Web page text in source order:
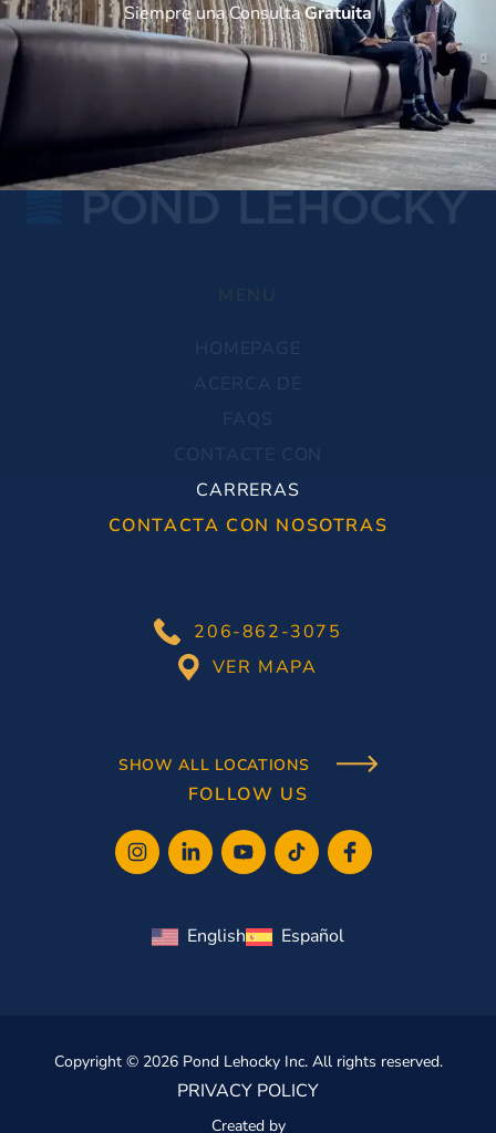
Siempre una ConsultaGratuita
CARRERAS
CONTACTA CON NOSOTRAS
206-862-3075
VER MAPA
SHOW ALL LOCATIONS
FOLLOW US
English Español
Copyright © 2026 Pond Lehocky Inc. All rights reserved.
PRIVACY POLICY
Created by